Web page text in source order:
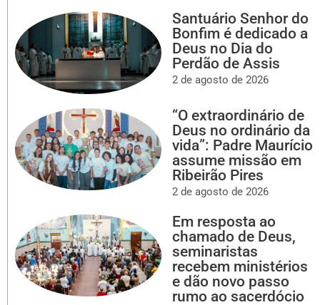
Santuário Senhor do
Bonfim é dedicado a
Deus no Dia do
Perdão de Assis
2 de agosto de 2026
“O extraordinário de
Deus no ordinário da
vida”: Padre Maurício
assume missão em
Ribeirão Pires
2 de agosto de 2026
Em resposta ao
chamado de Deus,
seminaristas
recebem ministérios
e dão novo passo
rumo ao sacerdócio